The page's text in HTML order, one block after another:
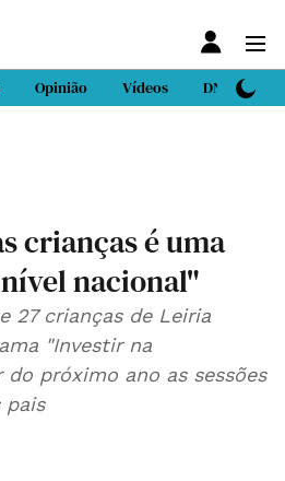
Opinião Vídeos DN Sport
crianças é uma
nacional"
27 crianças de Leiria
"Investir na
do próximo ano as sessões
pais